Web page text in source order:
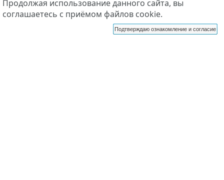
Продолжая использование данного сайта, вы
соглашаетесь с приёмом файлов cookie.
Подтверждаю ознакомление и согласие